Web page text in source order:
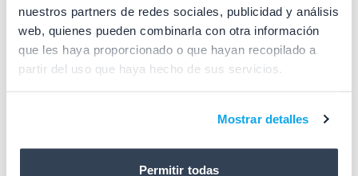
nuestros partners de redes sociales, publicidad y análisis
web, quienes pueden combinarla con otra información
que les haya proporcionado o que hayan recopilado a
partir del uso que haya hecho de sus servicios.
Mostrar detalles
Permitir todas
Application error: a client-side exception has occurred (see the
browser console for more information).